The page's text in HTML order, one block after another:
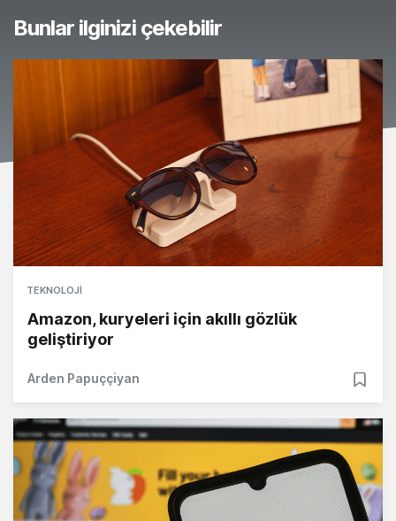
Bunlar ilginizi çekebilir
TEKNOLOJI
Amazon, kuryeleri için akıllı gözlük
geliştiriyor
Arden Papuççiyan